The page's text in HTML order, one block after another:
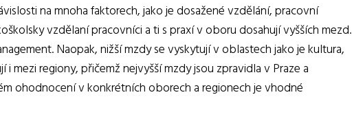
na mnoha faktorech, jako je dosažené vzdělání, pracovní
vzdělaní pracovníci a ti s praxí v oboru dosahují vyšších mezd.
Naopak, nižší mzdy se vyskytují v oblastech jako je kultura,
mezi regiony, přičemž nejvyšší mzdy jsou zpravidla v Praze a
ohodnocení v konkrétních oborech a regionech je vhodné